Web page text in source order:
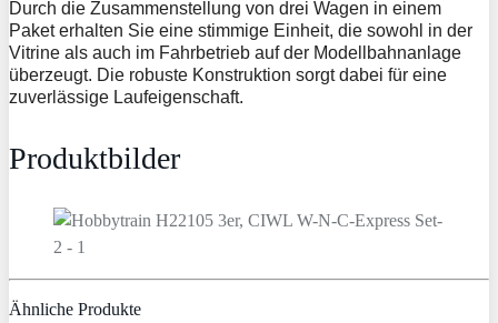
Durch die Zusammenstellung von drei Wagen in einem
Paket erhalten Sie eine stimmige Einheit, die sowohl in der
Vitrine als auch im Fahrbetrieb auf der Modellbahnanlage
überzeugt. Die robuste Konstruktion sorgt dabei für eine
zuverlässige Laufeigenschaft.
Produktbilder
Ähnliche Produkte